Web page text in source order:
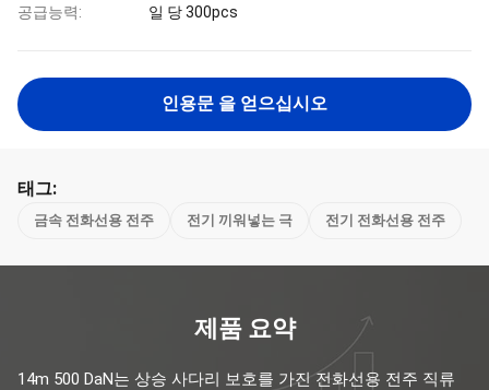
공급능력: 일 당 300pcs
인용문 을 얻으십시오
태그:
금속 전화선용 전주 전기 끼워넣는 극 전기 전화선용 전주
제품 요약
14m 500 DaN는 상승 사다리 보호를 가진 전화선용 전주 직류